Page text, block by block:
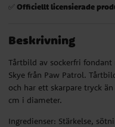
✅ Officiellt licensierade
Beskrivning
Tårtbild av sockerfri
Skye från Paw Patrol.
och har ett skarpare tryck
cm i diameter.
Ingredienser: Stärkelse,